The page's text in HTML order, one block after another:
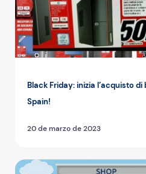
Black Friday: inizia l’acquisto
Spain!
20 de marzo de 2023
Nuovi ATM bitcoin di Bitnovo